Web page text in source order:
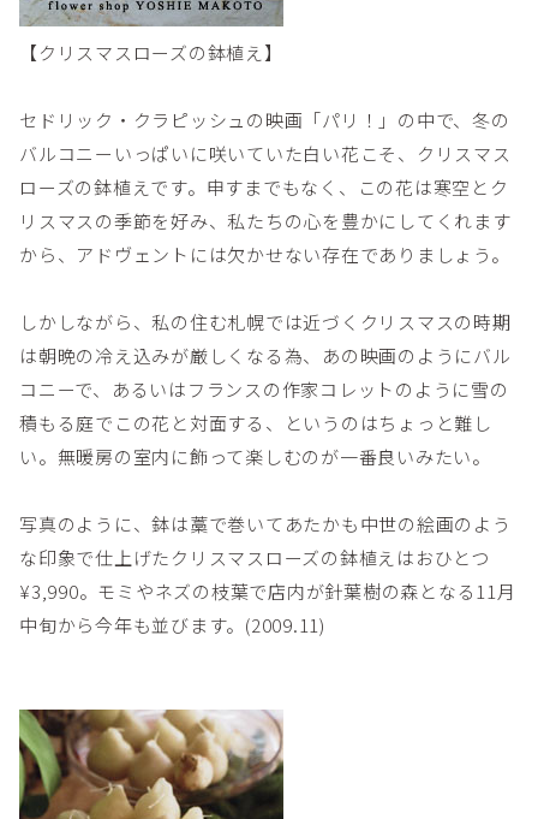
【クリスマスローズの鉢植え】
セドリック・クラピッシュの映画「パリ！」の中で、冬の
バルコニーいっぱいに咲いていた白い花こそ、クリスマス
ローズの鉢植えです。申すまでもなく、この花は寒空とク
リスマスの季節を好み、私たちの心を豊かにしてくれます
から、アドヴェントには欠かせない存在でありましょう。
しかしながら、私の住む札幌では近づくクリスマスの時期
は朝晩の冷え込みが厳しくなる為、あの映画のようにバル
コニーで、あるいはフランスの作家コレットのように雪の
積もる庭でこの花と対面する、というのはちょっと難し
い。無暖房の室内に飾って楽しむのが一番良いみたい。
写真のように、鉢は藁で巻いてあたかも中世の絵画のよう
な印象で仕上げたクリスマスローズの鉢植えはおひとつ
¥3,990。モミやネズの枝葉で店内が針葉樹の森となる11月
中旬から今年も並びます。(2009.11)